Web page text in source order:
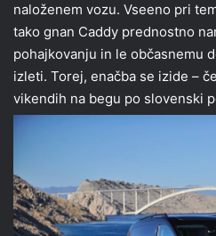
naloženem vozu. Vseeno pri
tako gnan Caddy prednostno
pohajkovanju in le občasnemu
izleti. Torej, enačba se izide –
vikendih na begu po slovenski